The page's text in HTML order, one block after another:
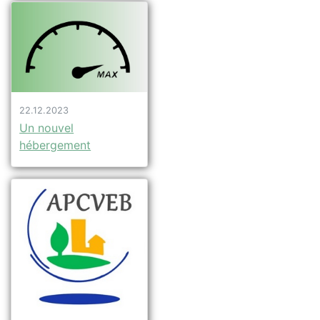
22.12.2023
Un nouvel
hébergement